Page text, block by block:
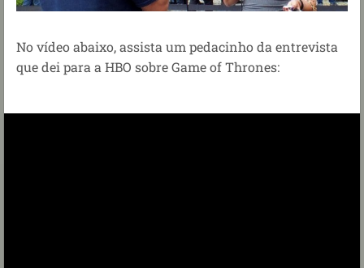
No vídeo abaixo, assista um pedacinho da entrevista
que dei para a HBO sobre Game of Thrones: